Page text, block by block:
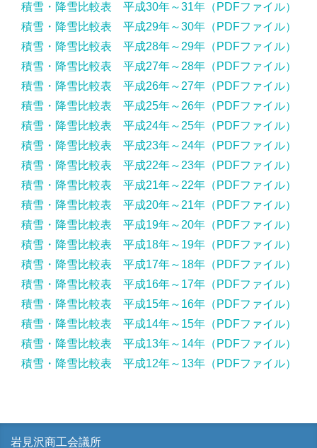
積雪・降雪比較表 平成30年～31年（PDFファイル）
積雪・降雪比較表 平成29年～30年（PDFファイル）
積雪・降雪比較表 平成28年～29年（PDFファイル）
積雪・降雪比較表 平成27年～28年（PDFファイル）
積雪・降雪比較表 平成26年～27年（PDFファイル）
積雪・降雪比較表 平成25年～26年（PDFファイル）
積雪・降雪比較表 平成24年～25年（PDFファイル）
積雪・降雪比較表 平成23年～24年（PDFファイル）
積雪・降雪比較表 平成22年～23年（PDFファイル）
積雪・降雪比較表 平成21年～22年（PDFファイル）
積雪・降雪比較表 平成20年～21年（PDFファイル）
積雪・降雪比較表 平成19年～20年（PDFファイル）
積雪・降雪比較表 平成18年～19年（PDFファイル）
積雪・降雪比較表 平成17年～18年（PDFファイル）
積雪・降雪比較表 平成16年～17年（PDFファイル）
積雪・降雪比較表 平成15年～16年（PDFファイル）
積雪・降雪比較表 平成14年～15年（PDFファイル）
積雪・降雪比較表 平成13年～14年（PDFファイル）
積雪・降雪比較表 平成12年～13年（PDFファイル）
岩見沢商工会議所